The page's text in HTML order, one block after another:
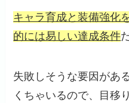
キャラ育成と装備強化
的には易しい達成条件
失敗しそうな要因があ
くちゃいるので、目移